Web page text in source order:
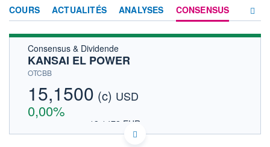
COURS ACTUALITÉS ANALYSES CONSENSUS
ACTIONNAIRES
Consensus & Dividende
KANSAI EL POWER
OTCBB
15,1500 (c) USD
0,00%
13,1472 EUR